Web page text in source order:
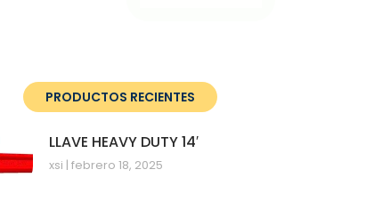
PRODUCTOS RECIENTES
LLAVE HEAVY DUTY 14′
xsi febrero 18, 2025